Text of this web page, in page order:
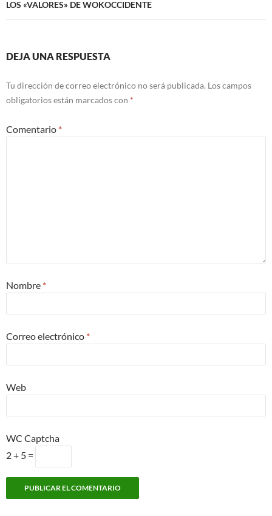
LOS «VALORES» DE WOKOCCIDENTE
DEJA UNA RESPUESTA
Tu dirección de correo electrónico no será publicada. Los campos
obligatorios están marcados con *
Comentario *
Nombre *
Correo electrónico *
Web
WC Captcha
2 + 5 =